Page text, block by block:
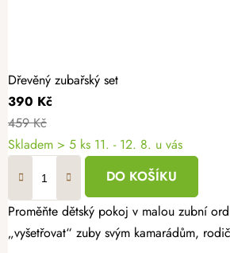
Dřevěný zubařský set
390 Kč
459 Kč
Skladem > 5 ks 11. - 12. 8. u vás
DO KOŠÍKU
Proměňte dětský pokoj v malou zubní
„vyšetřovat“ zuby svým kamarádům,